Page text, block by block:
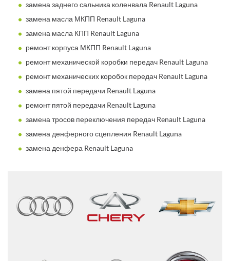
замена заднего сальника коленвала Renault Laguna
замена масла МКПП Renault Laguna
замена масла КПП Renault Laguna
ремонт корпуса МКПП Renault Laguna
ремонт механической коробки передач Renault Laguna
ремонт механических коробок передач Renault Laguna
замена пятой передачи Renault Laguna
ремонт пятой передачи Renault Laguna
замена тросов переключения передач Renault Laguna
замена денферного сцепления Renault Laguna
замена денфера Renault Laguna